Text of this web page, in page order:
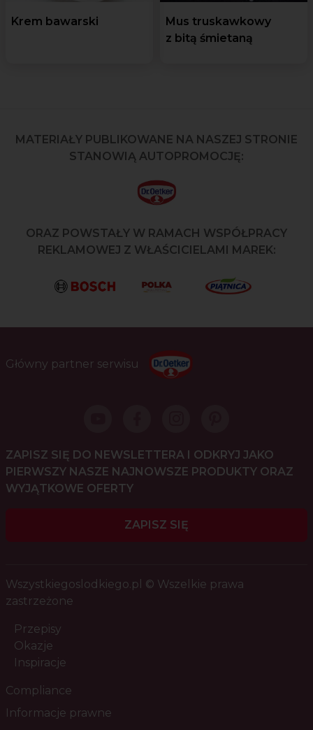
Krem bawarski
Mus truskawkowy
z bitą śmietaną
MATERIAŁY PUBLIKOWANE NA NASZEJ STRONIE
STANOWIĄ AUTOPROMOCJĘ:
ORAZ POWSTAŁY W RAMACH WSPÓŁPRACY
REKLAMOWEJ Z WŁAŚCICIELAMI MAREK:
Główny partner serwisu
ZAPISZ SIĘ DO NEWSLETTERA I ODKRYJ JAKO
PIERWSZY NASZE NAJNOWSZE PRODUKTY ORAZ
WYJĄTKOWE OFERTY
ZAPISZ SIĘ
Wszystkiegoslodkiego.pl © Wszelkie prawa
zastrzeżone
Przepisy
Okazje
Inspiracje
Compliance
Informacje prawne